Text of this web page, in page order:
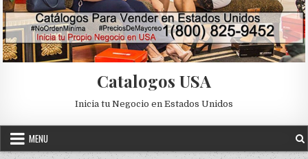
Catalogos USA
Inicia tu Negocio en Estados Unidos
MENU